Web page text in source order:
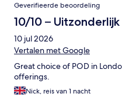
Geverifieerde beoordeling
10/10 – Uitzonderlijk
10 jul 2026
Vertalen met Google
Great choice of POD in
offerings.
Nick, reis van 1 nacht